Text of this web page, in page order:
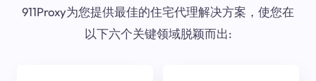
911Proxy为您提供最佳的住宅代理解决方案，使您在
以下六个关键领域脱颖而出: